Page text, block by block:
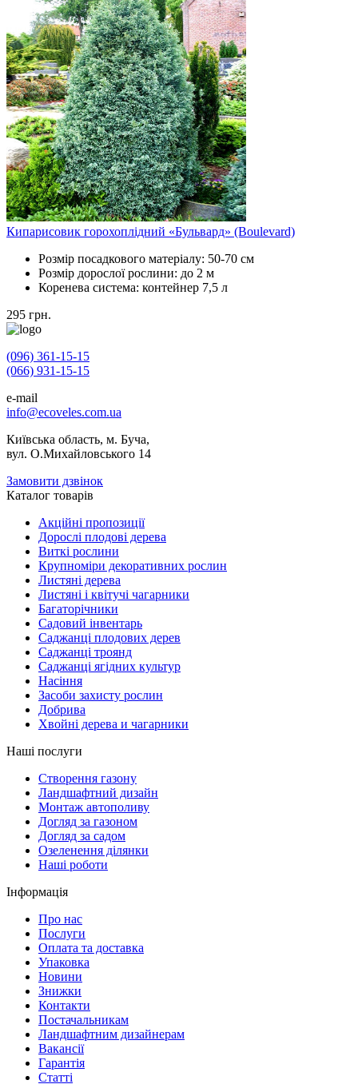
Кипарисовик горохоплідний «Бульвард» (Boulevard)
Розмір посадкового матеріалу: 50-70 см
Розмір дорослої рослини: до 2 м
Коренева система: контейнер 7,5 л
295 грн.
(096) 361-15-15
(066) 931-15-15
e-mail
info@ecoveles.com.ua
Київська область, м. Буча,
вул. О.Михайловського 14
Замовити дзвінок
Каталог товарів
Акційні пропозиції
Дорослі плодові дерева
Виткі рослини
Крупноміри декоративних рослин
Листяні дерева
Листяні і квітучі чагарники
Багаторічники
Садовий інвентарь
Саджанці плодових дерев
Саджанці троянд
Саджанці ягідних культур
Насіння
Засоби захисту рослин
Добрива
Хвойні дерева и чагарники
Наші послуги
Створення газону
Ландшафтний дизайн
Монтаж автополиву
Догляд за газоном
Догляд за садом
Озеленення ділянки
Наші роботи
Інформація
Про нас
Послуги
Оплата та доставка
Упаковка
Новини
Знижки
Контакти
Постачальникам
Ландшафтним дизайнерам
Вакансії
Гарантія
Статті